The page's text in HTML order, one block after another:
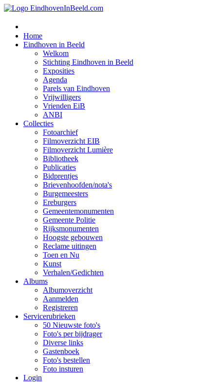
Home
Eindhoven in Beeld
Welkom
Stichting Eindhoven in Beeld
Exposities
Agenda
Parels van Eindhoven
Vrijwilligers
Vrienden EiB
ANBI
Collecties
Fotoarchief
Filmoverzicht EIB
Filmoverzicht Lumière
Bibliotheek
Publicaties
Bidprentjes
Brievenhoofden/nota's
Burgemeesters
Ereburgers
Gemeentemonumenten
Gemeente Politie
Rijksmonumenten
Hoogste gebouwen
Reclame uitingen
Toen en Nu
Kunst
Verhalen/Gedichten
Albums
Albumoverzicht
Aanmelden
Registreren
Servicerubrieken
50 Nieuwste foto's
Foto's per bijdrager
Diverse links
Gastenboek
Foto's bestellen
Foto insturen
Login